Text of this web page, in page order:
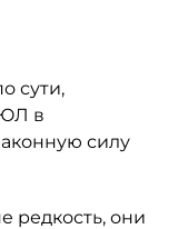
сути,
в
силу
редкость, они